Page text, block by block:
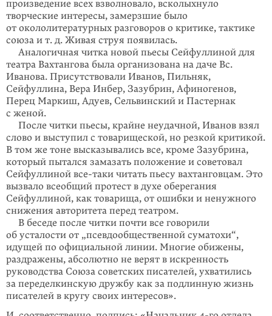
произведение всех взволновало, всколыхнуло
творческие интересы, замерзшие было
от окололитературных разговоров о критике, тактике
союза и т. д. Живая струя появилась.
Аналогичная читка новой пьесы Сейфуллиной для
театра Вахтангова была организована на даче Вс.
Иванова. Присутствовали Иванов, Пильняк,
Сейфуллина, Вера Инбер, Зазубрин, Афиногенов,
Перец Маркиш, Адуев, Сельвинский и Пастернак
с женой.
После читки пьесы, крайне неудачной, Иванов взял
слово и выступил с товарищеской, но резкой критикой.
В том же тоне высказывались все, кроме Зазубрина,
который пытался замазать положение и советовал
Сейфуллиной все-таки читать пьесу вахтанговцам. Это
вызвало всеоб­щий протест в духе оберегания
Сейфуллиной, как товарища, от ошибки и ненужного
снижения авторитета перед театром.
В беседе после читки почти все говорили
об усталости от „псевдо­общественной суматохи“,
идущей по официальной линии. Многие обижены,
раздражены, абсолютно не верят в искренность
руководства Союза советских писателей, ухватились
за переделкинскую дружбу как за подлинную жизнь
писателей в кругу своих интересов».